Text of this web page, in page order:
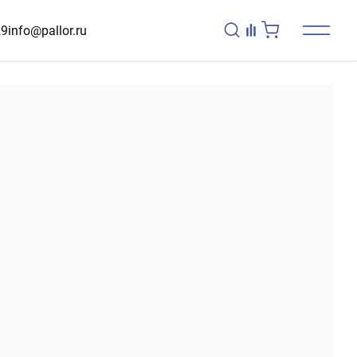
info@pallor.ru